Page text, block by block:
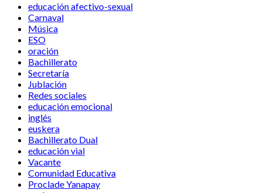
educación afectivo-sexual
Carnaval
Música
ESO
oración
Bachillerato
Secretaría
Jublación
Redes sociales
educación emocional
inglés
euskera
Bachillerato Dual
educación vial
Vacante
Comunidad Educativa
Proclade Yanapay